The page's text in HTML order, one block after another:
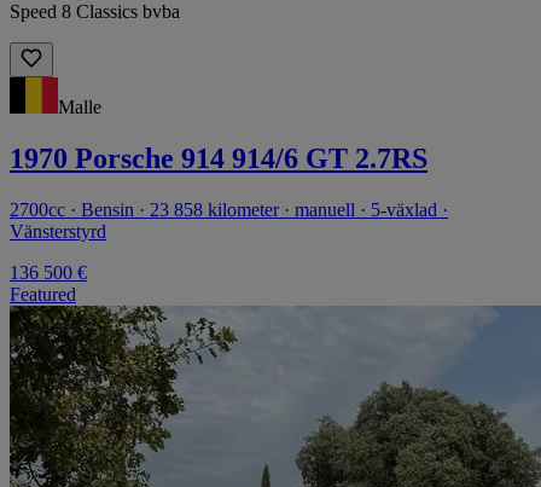
Speed 8 Classics bvba
Malle
1970 Porsche 914 914/6 GT 2.7RS
2700cc · Bensin · 23 858 kilometer · manuell · 5-växlad ·
Vänsterstyrd
136 500 €
Featured